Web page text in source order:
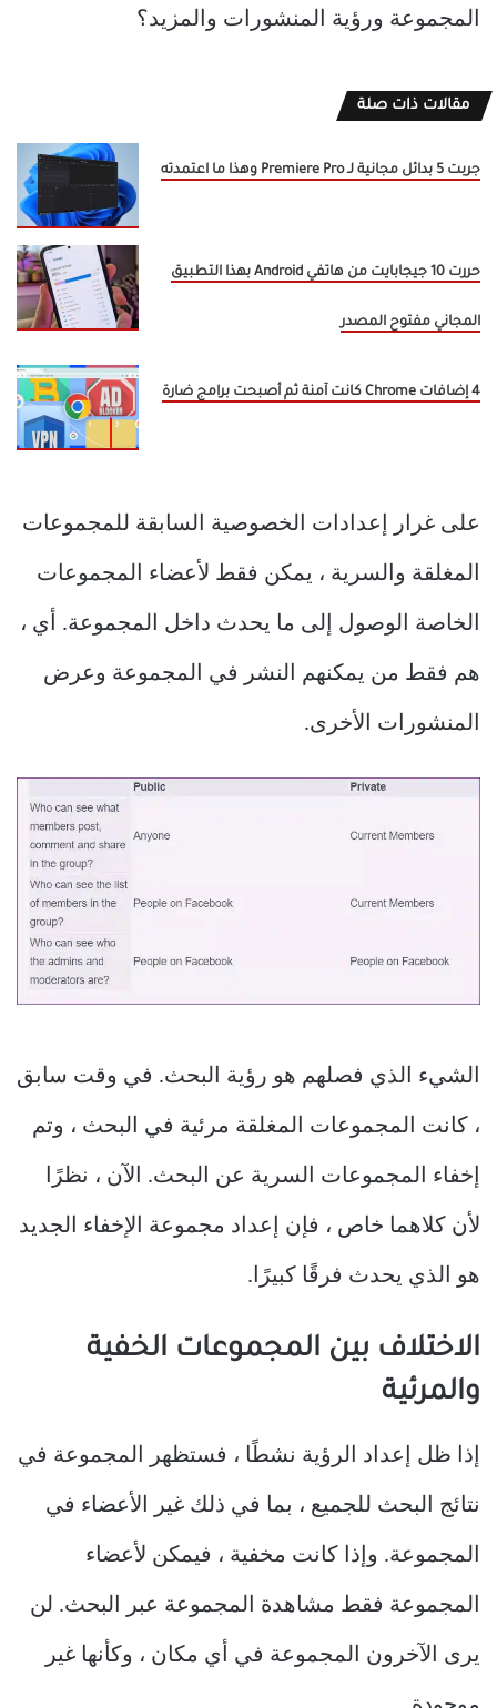
المجموعة ورؤية المنشورات والمزيد؟
مقالات ذات صلة
جربت 5 بدائل مجانية لـ Premiere Pro وهذا ما اعتمدته
حررت 10 جيجابايت من هاتفي Android بهذا التطبيق
المجاني مفتوح المصدر
4 إضافات Chrome كانت آمنة ثم أصبحت برامج ضارة
على غرار إعدادات الخصوصية السابقة للمجموعات
المغلقة والسرية ، يمكن فقط لأعضاء المجموعات
الخاصة الوصول إلى ما يحدث داخل المجموعة. أي ،
هم فقط من يمكنهم النشر في المجموعة وعرض
المنشورات الأخرى.
الشيء الذي فصلهم هو رؤية البحث. في وقت سابق
، كانت المجموعات المغلقة مرئية في البحث ، وتم
إخفاء المجموعات السرية عن البحث. الآن ، نظرًا
لأن كلاهما خاص ، فإن إعداد مجموعة الإخفاء الجديد
هو الذي يحدث فرقًا كبيرًا.
الاختلاف بين المجموعات الخفية
والمرئية
إذا ظل إعداد الرؤية نشطًا ، فستظهر المجموعة في
نتائج البحث للجميع ، بما في ذلك غير الأعضاء في
المجموعة. وإذا كانت مخفية ، فيمكن لأعضاء
المجموعة فقط مشاهدة المجموعة عبر البحث. لن
يرى الآخرون المجموعة في أي مكان ، وكأنها غير